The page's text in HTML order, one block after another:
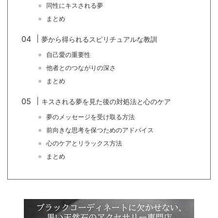
同性にキスされる夢
まとめ
夢から得られるスピリチュアルな教訓
自己愛の重要性
他者とのつながりの深さ
まとめ
キスされる夢を見た後の対処法と心のケア
夢のメッセージを受け取る方法
前向きな思考を保つためのアドバイス
心のケアとリラックス方法
まとめ